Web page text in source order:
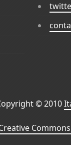
© 2010